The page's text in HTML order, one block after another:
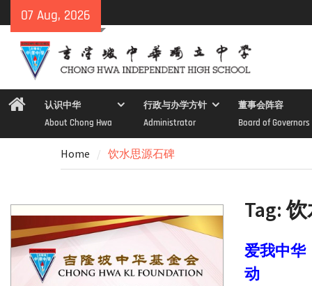
to
content
07 Aug, 2026
Home认识中华
About Chong Hwa
行政与办学方针
Administrator
董事会阵容
Board of Governors
Home 饮水思源石碑
Tag:
爱我中华
动